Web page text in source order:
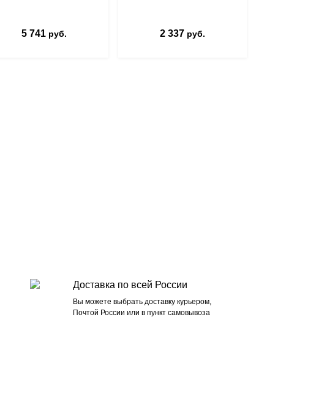
5 741 руб. 2 337 руб.
Доставка по всей России
Вы можете выбрать доставку курьером,
Почтой России или в пункт самовывоза